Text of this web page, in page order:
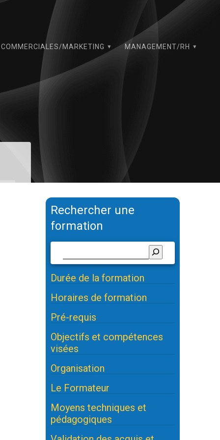
COMMERCIALES/MARKETING MANAGEMENT/RH
Rechercher une
formation
Durée de la formation
Horaires de formation
Pré-requis
Objectifs et compétences
visées
Organisation
Le Formateur
Moyens techniques et
pédagogiques